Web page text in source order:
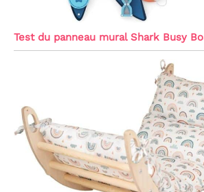
Test du panneau mural Shark Busy